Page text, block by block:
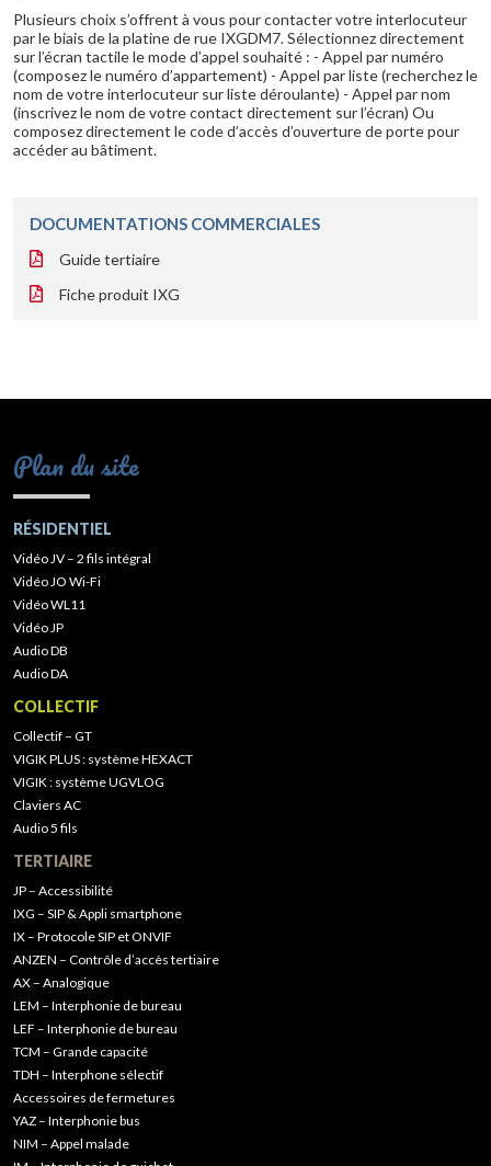
Plusieurs choix s’offrent à vous pour contacter votre interlocuteur
par le biais de la platine de rue IXGDM7. Sélectionnez directement
sur l’écran tactile le mode d’appel souhaité : - Appel par numéro
(composez le numéro d’appartement) - Appel par liste (recherchez le
nom de votre interlocuteur sur liste déroulante) - Appel par nom
(inscrivez le nom de votre contact directement sur l’écran) Ou
composez directement le code d’accès d’ouverture de porte pour
accéder au bâtiment.
DOCUMENTATIONS COMMERCIALES
Guide tertiaire
Fiche produit IXG
Plan du site
RÉSIDENTIEL
Vidéo JV – 2 fils intégral
Vidéo JO Wi-Fi
Vidéo WL11
Vidéo JP
Audio DB
Audio DA
COLLECTIF
Collectif – GT
VIGIK PLUS : système HEXACT
VIGIK : système UGVLOG
Claviers AC
Audio 5 fils
TERTIAIRE
JP – Accessibilité
IXG – SIP & Appli smartphone
IX – Protocole SIP et ONVIF
ANZEN – Contrôle d’accès tertiaire
AX – Analogique
LEM – Interphonie de bureau
LEF – Interphonie de bureau
TCM – Grande capacité
TDH – Interphone sélectif
Accessoires de fermetures
YAZ – Interphonie bus
NIM – Appel malade